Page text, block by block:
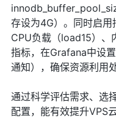
存设为4G）。同时启
CPU负载（load15）、
指标，在Grafana中设
通知），确保资源利用
通过科学评估需求、选
配置，能有效提升VPS